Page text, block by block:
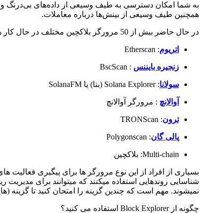
به شما امکان دسترسی به طیف وسیعی از داده‌های بی‌درنگ و
همچنین طیف وسیعی از بینش‌ها درباره معاملات.
در حال حاضر بیش از 50 مرورگر بلاکچین مختلف در حال کار هستند، اما برخی از محبوب ترین آنها در حال حاضر عبارتند از:
اتریوم: Etherscan
زنجیره بایننس : BscScan
سولانا: Solana Explorer (بتا) یا SolanaFM
آوالانچ : مرورگر آوالانچ
ترون: TRONScan
پالی گان: Polygonscan
Multi-chain: بلاکچین
بسیاری از افراد از این نوع مرورگر ها برای پیگیری
شناسایی روندهایی استفاده میکنند که میتوانند برای
نمیشوند. مهم است که چندین گزینه را امتحان کنید تا گزینه
چگونه از Block Explorer استفاده می کنید؟